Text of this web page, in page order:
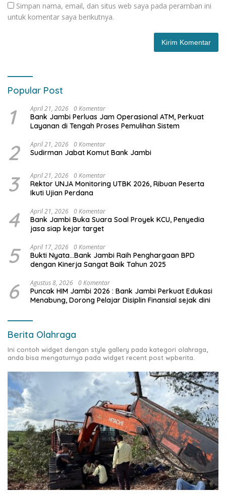
Simpan nama, email, dan situs web saya pada peramban ini
untuk komentar saya berikutnya.
Popular Post
1 April 21, 2026 0 Komentar
Bank Jambi Perluas Jam Operasional ATM, Perkuat
Layanan di Tengah Proses Pemulihan Sistem
2 April 21, 2026 0 Komentar
Sudirman Jabat Komut Bank Jambi
3 April 21, 2026 0 Komentar
Rektor UNJA Monitoring UTBK 2026, Ribuan Peserta
Ikuti Ujian Perdana
4 April 21, 2026 0 Komentar
Bank Jambi Buka Suara Soal Proyek KCU, Penyedia
jasa siap kejar target
5 April 17, 2026 0 Komentar
Bukti Nyata…Bank Jambi Raih Penghargaan BPD
dengan Kinerja Sangat Baik Tahun 2025
6 Agustus 8, 2026 0 Komentar
Puncak HIM Jambi 2026 : Bank Jambi Perkuat Edukasi
Menabung, Dorong Pelajar Disiplin Finansial sejak dini
Berita Olahraga
Ini contoh widget dengan style gallery pada kategori olahraga,
anda bisa mengaturnya pada widget recent post wpberita.